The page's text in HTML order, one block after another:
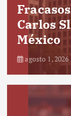
Carlos
México
agosto 1, 2026